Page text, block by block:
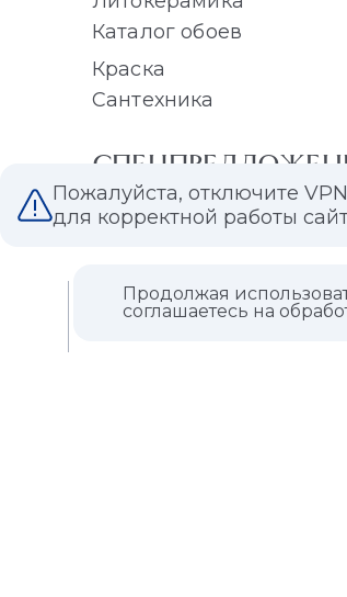
Каталог обоев
Краска
Сантехника
Распродажа плитки
Распродажа обоев
О КОМПАНИИ
Пожалуйста, отключите VPN
для корректной работы
Продолжая
соглашаетесь на